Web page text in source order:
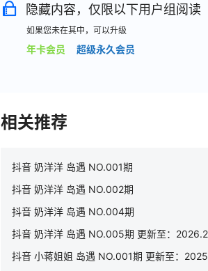
隐藏内容，仅限以下用户组阅读
如果您未在其中，可以升级
年卡会员 超级永久会员
相关推荐
抖音 奶洋洋 岛遇 NO.001期
抖音 奶洋洋 岛遇 NO.002期
抖音 奶洋洋 岛遇 NO.004期
抖音 奶洋洋 岛遇 NO.005期 更新至：
抖音 小蒋姐姐 岛遇 NO.001期 更新至：